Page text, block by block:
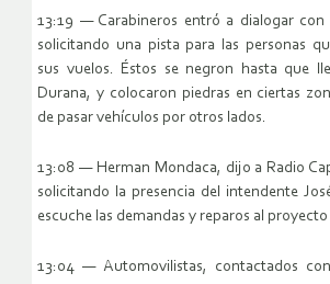
13:19 — Carabineros entró a dialogar con
solicitando una pista para las personas
sus vuelos. Éstos se negron hasta que
Durana, y colocaron piedras en ciertas
de pasar vehículos por otros lados.
13:08 — Herman Mondaca, dijo a Radio
solicitando la presencia del intendente
escuche las demandas y reparos al
13:04 — Automovilistas, contactados